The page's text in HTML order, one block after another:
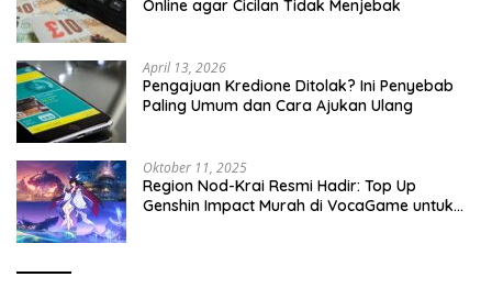
Online agar Cicilan Tidak Menjebak
April 13, 2026
Pengajuan Kredione Ditolak? Ini Penyebab
Paling Umum dan Cara Ajukan Ulang
Oktober 11, 2025
Region Nod-Krai Resmi Hadir: Top Up
Genshin Impact Murah di VocaGame untuk